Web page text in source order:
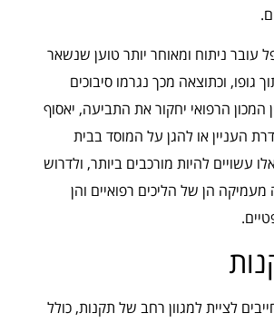
עובר ניתוח ומאוחר יותר טוען שנשאר
גופו, וכתוצאה מכך נגרמו סיבוכים
המכון הרפואי יחקור את התביעה, יאסוף
העניין או להגן על המוסד בבית
עשויים להיות מורכבים ביותר, ולדרוש
הן של הליכים רפואיים והן
לציית למגוון רחב של תקנות, כולל